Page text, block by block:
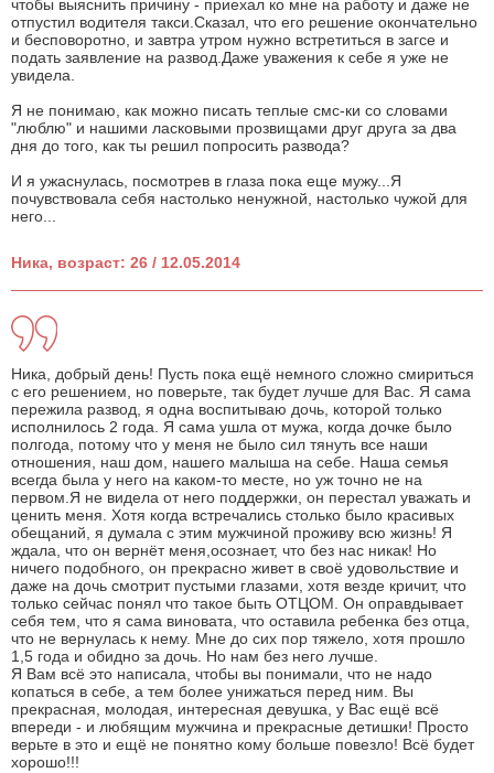
чтобы выяснить причину - приехал ко мне на работу и даже не
отпустил водителя такси.Сказал, что его решение окончательно
и бесповоротно, и завтра утром нужно встретиться в загсе и
подать заявление на развод.Даже уважения к себе я уже не
увидела.
Я не понимаю, как можно писать теплые смс-ки со словами
"люблю" и нашими ласковыми прозвищами друг друга за два
дня до того, как ты решил попросить развода?
И я ужаснулась, посмотрев в глаза пока еще мужу...Я
почувствовала себя настолько ненужной, настолько чужой для
него...
Ника, возраст: 26 / 12.05.2014
Ника, добрый день! Пусть пока ещё немного сложно смириться
с его решением, но поверьте, так будет лучше для Вас. Я сама
пережила развод, я одна воспитываю дочь, которой только
исполнилось 2 года. Я сама ушла от мужа, когда дочке было
полгода, потому что у меня не было сил тянуть все наши
отношения, наш дом, нашего малыша на себе. Наша семья
всегда была у него на каком-то месте, но уж точно не на
первом.Я не видела от него поддержки, он перестал уважать и
ценить меня. Хотя когда встречались столько было красивых
обещаний, я думала с этим мужчиной проживу всю жизнь! Я
ждала, что он вернёт меня,осознает, что без нас никак! Но
ничего подобного, он прекрасно живет в своё удовольствие и
даже на дочь смотрит пустыми глазами, хотя везде кричит, что
только сейчас понял что такое быть ОТЦОМ. Он оправдывает
себя тем, что я сама виновата, что оставила ребенка без отца,
что не вернулась к нему. Мне до сих пор тяжело, хотя прошло
1,5 года и обидно за дочь. Но нам без него лучше.
Я Вам всё это написала, чтобы вы понимали, что не надо
копаться в себе, а тем более унижаться перед ним. Вы
прекрасная, молодая, интересная девушка, у Вас ещё всё
впереди - и любящим мужчина и прекрасные детишки! Просто
верьте в это и ещё не понятно кому больше повезло! Всё будет
хорошо!!!